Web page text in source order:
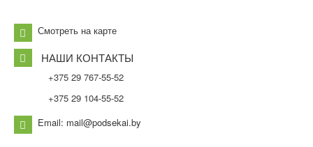
Смотреть на карте
НАШИ КОНТАКТЫ
+375 29 767-55-52
+375 29 104-55-52
Email: mail@podsekai.by